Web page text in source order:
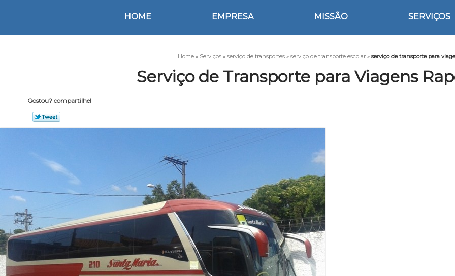
HOME EMPRESA MISSÃO SERVIÇOS
Home » Serviços » serviço de transportes » serviço de transporte escolar » serviço de transporte para
Serviço de Transporte para Viagens
Gostou? compartilhe!